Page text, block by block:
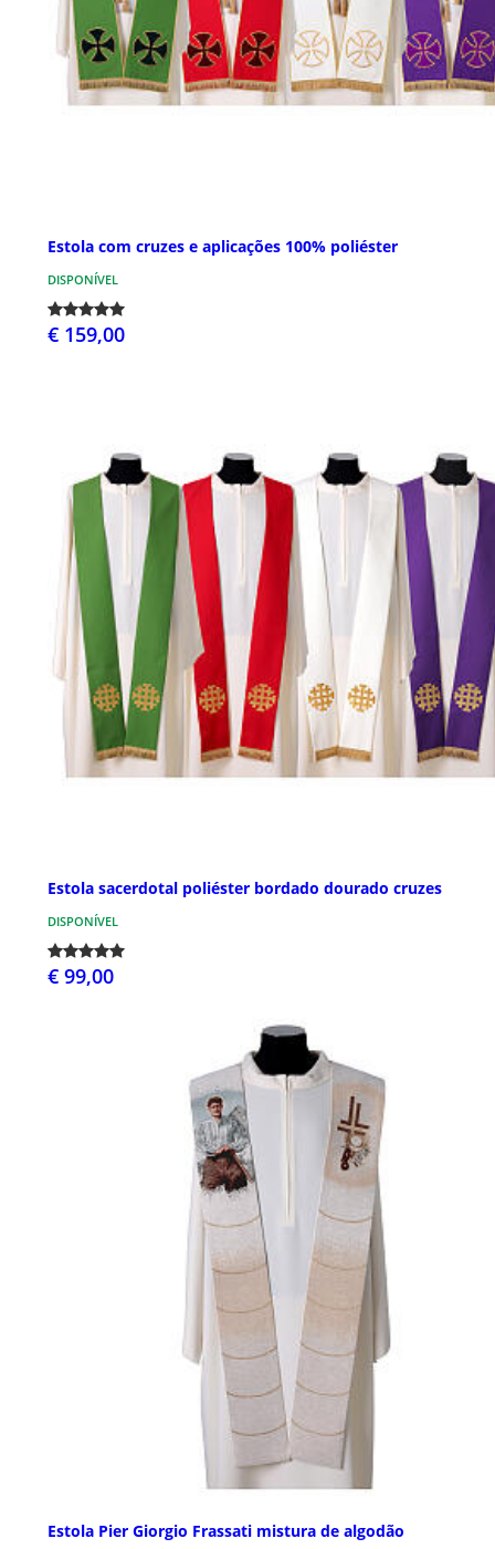
Estola com cruzes e aplicações 100% poliéster
DISPONÍVEL
€ 159,00
Estola sacerdotal poliéster bordado dourado cruzes
DISPONÍVEL
€ 99,00
Estola Pier Giorgio Frassati mistura de algodão